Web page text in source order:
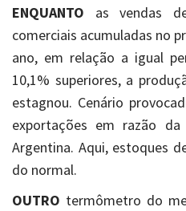
ENQUANTO as vendas
comerciais acumuladas no
ano, em relação a igual
10,1% superiores, a
estagnou. Cenário
exportações em razão da
Argentina. Aqui, estoques
do normal.
OUTRO termômetro do